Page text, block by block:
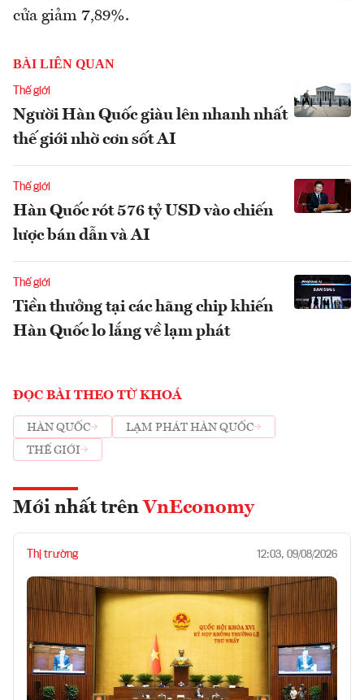
cửa giảm 7,89%.
BÀI LIÊN QUAN
Thế giới
Người Hàn Quốc giàu lên nhanh nhất
thế giới nhờ cơn sốt AI
Thế giới
Hàn Quốc rót 576 tỷ USD vào chiến
lược bán dẫn và AI
Thế giới
Tiền thưởng tại các hãng chip khiến
Hàn Quốc lo lắng về lạm phát
ĐỌC BÀI THEO TỪ KHOÁ
HÀN QUỐC
LẠM PHÁT HÀN QUỐC
THẾ GIỚI
Mới nhất trên VnEconomy
Thị trường 12:03, 09/08/2026